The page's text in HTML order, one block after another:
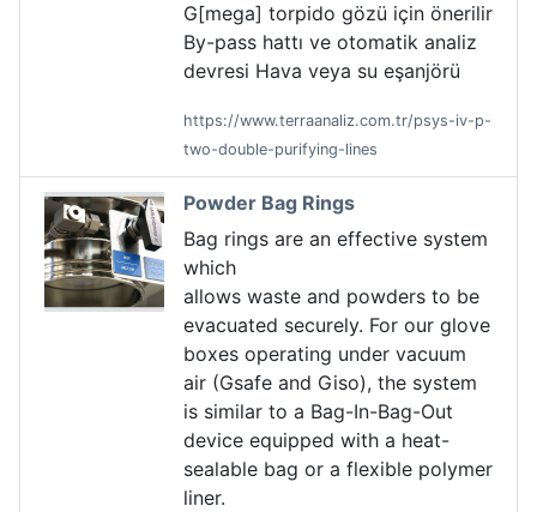
G[mega] torpido gözü için önerilir
By-pass hattı ve otomatik analiz
devresi Hava veya su eşanjörü
https://www.terraanaliz.com.tr/psys-iv-p-
two-double-purifying-lines
Powder Bag Rings
Bag rings are an effective system
which
allows waste and powders to be
evacuated securely. For our glove
boxes operating under vacuum
air (Gsafe and Giso), the system
is similar to a Bag-In-Bag-Out
device equipped with a heat-
sealable bag or a flexible polymer
liner.